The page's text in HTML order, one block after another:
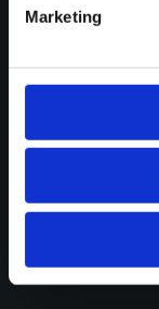
Marketing
Cookie policy
B.go della Posta